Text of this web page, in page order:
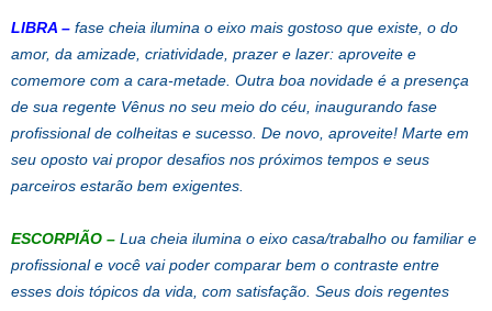
LIBRA – fase cheia ilumina o eixo mais gostoso que existe, o do
amor, da amizade, criatividade, prazer e lazer: aproveite e
comemore com a cara-metade. Outra boa novidade é a presença
de sua regente Vênus no seu meio do céu, inaugurando fase
profissional de colheitas e sucesso. De novo, aproveite! Marte em
seu oposto vai propor desafios nos próximos tempos e seus
parceiros estarão bem exigentes.
ESCORPIÃO – Lua cheia ilumina o eixo casa/trabalho ou familiar e
profissional e você vai poder comparar bem o contraste entre
esses dois tópicos da vida, com satisfação. Seus dois regentes